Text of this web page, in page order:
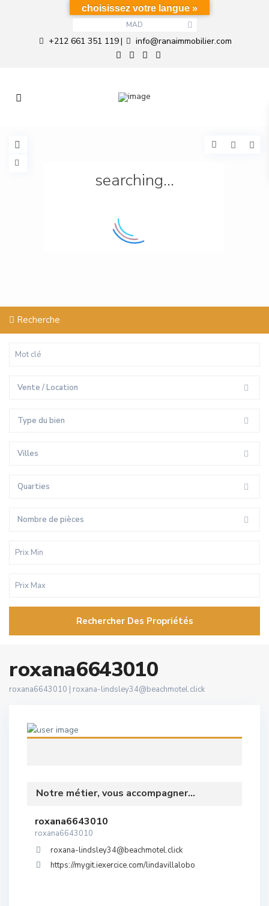
MAD
+212 661 351 119| info@ranaimmobilier.com
searching...
Recherche
Vente / Location
Type du bien
Villes
Quarties
Nombre de pièces
Rechercher Des Propriétés
roxana6643010
roxana6643010 | roxana-lindsley34@beachmotel.click
Notre métier, vous accompagner...
roxana6643010
roxana6643010
roxana-lindsley34@beachmotel.click
https://mygit.iexercice.com/lindavillalobo
choisissez votre langue »